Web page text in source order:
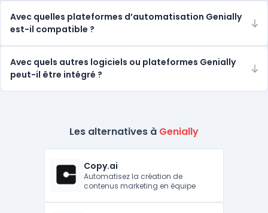
Avec quelles plateformes d’automatisation Genially
est-il compatible ?
Avec quels autres logiciels ou plateformes Genially
peut-il être intégré ?
Les alternatives à Genially
Copy.ai
Automatisez la création de
contenus marketing en équipe